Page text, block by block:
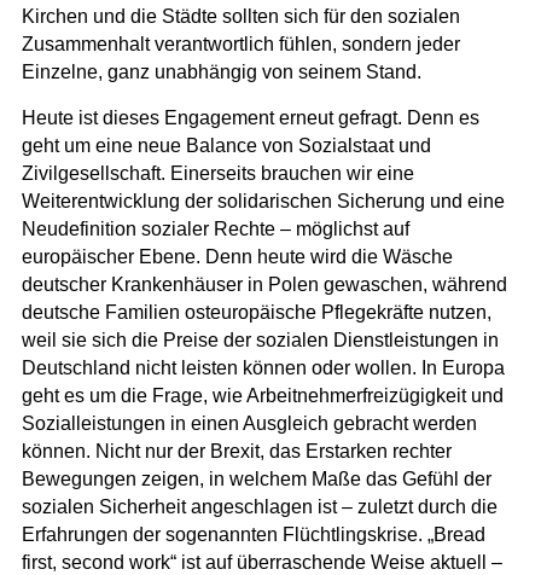
Kirchen und die Städte sollten sich für den sozialen
Zusammenhalt verantwortlich fühlen, sondern jeder
Einzelne, ganz unabhängig von seinem Stand.
Heute ist dieses Engagement erneut gefragt. Denn es
geht um eine neue Balance von Sozialstaat und
Zivilgesellschaft. Einerseits brauchen wir eine
Weiterentwicklung der solidarischen Sicherung und eine
Neudefinition sozialer Rechte – möglichst auf
europäischer Ebene. Denn heute wird die Wäsche
deutscher Krankenhäuser in Polen gewaschen, während
deutsche Familien osteuropäische Pflegekräfte nutzen,
weil sie sich die Preise der sozialen Dienstleistungen in
Deutschland nicht leisten können oder wollen. In Europa
geht es um die Frage, wie Arbeitnehmerfreizügigkeit und
Sozialleistungen in einen Ausgleich gebracht werden
können. Nicht nur der Brexit, das Erstarken rechter
Bewegungen zeigen, in welchem Maße das Gefühl der
sozialen Sicherheit angeschlagen ist – zuletzt durch die
Erfahrungen der sogenannten Flüchtlingskrise. „Bread
first, second work“ ist auf überraschende Weise aktuell –